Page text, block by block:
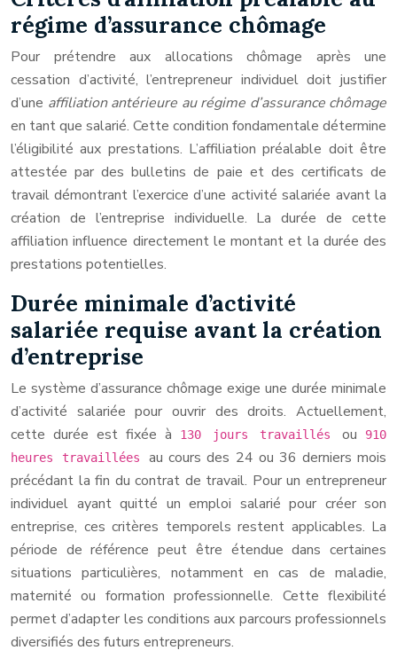
régime d’assurance chômage
Pour prétendre aux allocations chômage après une
cessation d’activité, l’entrepreneur individuel doit justifier
d’une affiliation antérieure au régime d’assurance chômage
en tant que salarié. Cette condition fondamentale détermine
l’éligibilité aux prestations. L’affiliation préalable doit être
attestée par des bulletins de paie et des certificats de
travail démontrant l’exercice d’une activité salariée avant la
création de l’entreprise individuelle. La durée de cette
affiliation influence directement le montant et la durée des
prestations potentielles.
Durée minimale d’activité
salariée requise avant la création
d’entreprise
Le système d’assurance chômage exige une durée minimale
d’activité salariée pour ouvrir des droits. Actuellement,
cette durée est fixée à
130 jours travaillés ou
910
heures travailléesau cours des 24 ou 36 derniers mois
précédant la fin du contrat de travail. Pour un entrepreneur
individuel ayant quitté un emploi salarié pour créer son
entreprise, ces critères temporels restent applicables. La
période de référence peut être étendue dans certaines
situations particulières, notamment en cas de maladie,
maternité ou formation professionnelle. Cette flexibilité
permet d’adapter les conditions aux parcours professionnels
diversifiés des futurs entrepreneurs.